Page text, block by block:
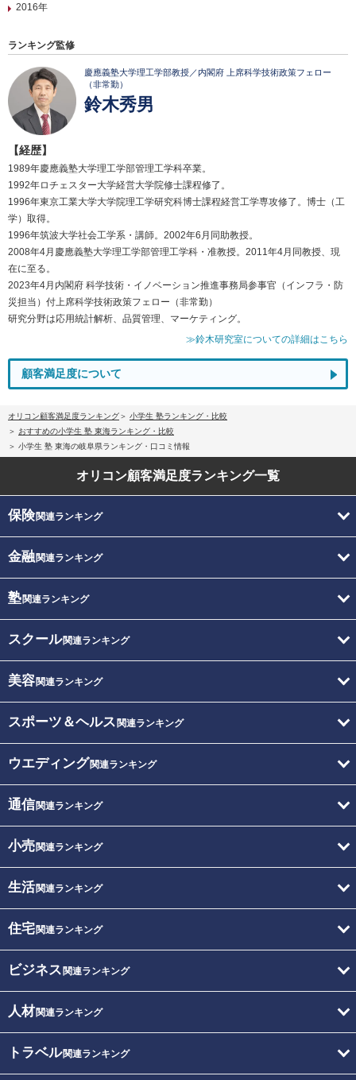
2016年
ランキング監修
慶應義塾大学理工学部教授／内閣府 上席科学技術政策フェロー
（非常勤）
鈴木秀男
【経歴】
1989年慶應義塾大学理工学部管理工学科卒業。
1992年ロチェスター大学経営大学院修士課程修了。
1996年東京工業大学大学院理工学研究科博士課程経営工学専攻修了。博士（工
学）取得。
1996年筑波大学社会工学系・講師。2002年6月同助教授。
2008年4月慶應義塾大学理工学部管理工学科・准教授。2011年4月同教授、現
在に至る。
2023年4月内閣府 科学技術・イノベーション推進事務局参事官（インフラ・防
災担当）付上席科学技術政策フェロー（非常勤）
研究分野は応用統計解析、品質管理、マーケティング。
≫鈴木研究室についての詳細はこちら
顧客満足度について
オリコン顧客満足度ランキング
小学生 塾ランキング・比較
おすすめの小学生 塾 東海ランキング・比較
小学生 塾 東海の岐阜県ランキング・口コミ情報
オリコン顧客満足度ランキング一覧
保険関連ランキング
金融関連ランキング
塾関連ランキング
スクール関連ランキング
美容関連ランキング
スポーツ＆ヘルス 関連ランキング
ウエディング関連ランキング
通信関連ランキング
小売関連ランキング
生活関連ランキング
住宅関連ランキング
ビジネス 関連ランキング
人材関連ランキング
トラベル関連ランキング